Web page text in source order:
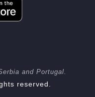
and Portugal.
reserved.